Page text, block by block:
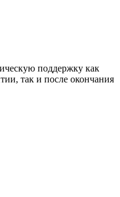
поддержку как
так и после окончания